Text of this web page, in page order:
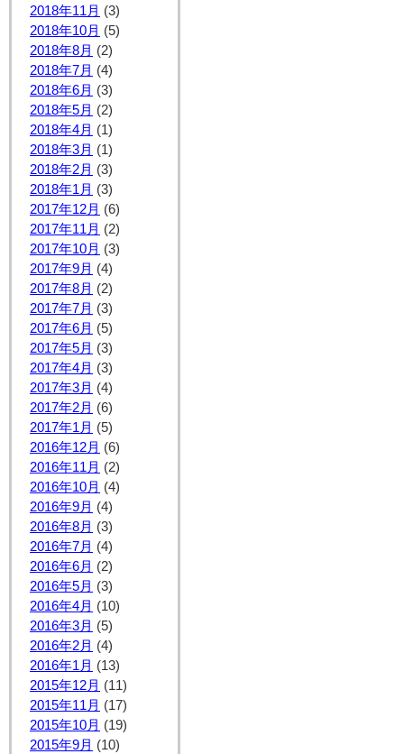
2018年11月 (3)
2018年10月 (5)
2018年8月 (2)
2018年7月 (4)
2018年6月 (3)
2018年5月 (2)
2018年4月 (1)
2018年3月 (1)
2018年2月 (3)
2018年1月 (3)
2017年12月 (6)
2017年11月 (2)
2017年10月 (3)
2017年9月 (4)
2017年8月 (2)
2017年7月 (3)
2017年6月 (5)
2017年5月 (3)
2017年4月 (3)
2017年3月 (4)
2017年2月 (6)
2017年1月 (5)
2016年12月 (6)
2016年11月 (2)
2016年10月 (4)
2016年9月 (4)
2016年8月 (3)
2016年7月 (4)
2016年6月 (2)
2016年5月 (3)
2016年4月 (10)
2016年3月 (5)
2016年2月 (4)
2016年1月 (13)
2015年12月 (11)
2015年11月 (17)
2015年10月 (19)
2015年9月 (10)